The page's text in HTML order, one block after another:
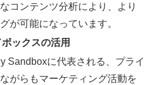
コンテンツ分析により、より
が可能になっています。
ックスの活用
Sandboxに代表される、プライ
がらもマーケティング活動を